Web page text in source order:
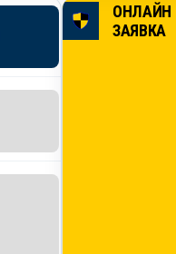
ОНЛАЙН
ЗАЯВКА